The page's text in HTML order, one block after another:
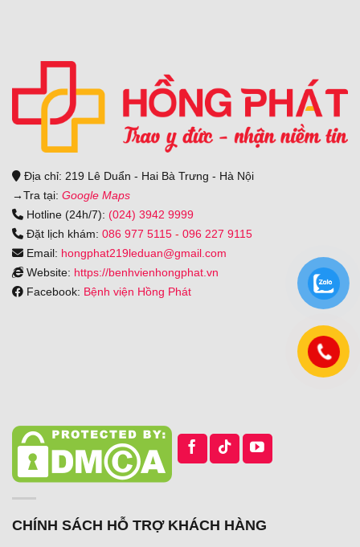
Địa chỉ: 219 Lê Duẩn - Hai Bà Trưng - Hà Nội
→Tra tại: Google Maps
Hotline (24h/7): (024) 3942 9999
Đặt lịch khám: 086 977 5115 - 096 227 9115
Email: hongphat219leduan@gmail.com
Website: https://benhvienhongphat.vn
Facebook: Bệnh viện Hồng Phát
CHÍNH SÁCH HỖ TRỢ KHÁCH HÀNG